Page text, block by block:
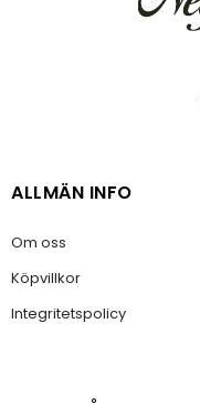
ALLMÄN INFO
Om oss
Köpvillkor
Integritetspolicy